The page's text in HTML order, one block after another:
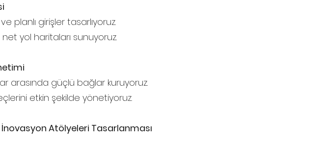
planlı girişler tasarlıyoruz.
net yol haritaları sunuyoruz.
arasında güçlü bağlar kuruyoruz.
etkin şekilde yönetiyoruz.
Atölyeleri Tasarlanması